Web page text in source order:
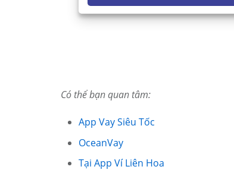
Có thể bạn quan tâm:
App Vay Siêu Tốc
OceanVay
Tại App Ví Liên Hoa